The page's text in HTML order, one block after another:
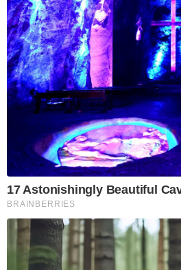
17 Astonishingly Beautiful
BRAINBERRIES